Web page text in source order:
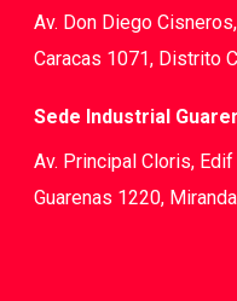
Av. Don Diego
Caracas 1071, Distrito
Sede Industrial
Av. Principal Cloris,
Guarenas 1220, Miranda